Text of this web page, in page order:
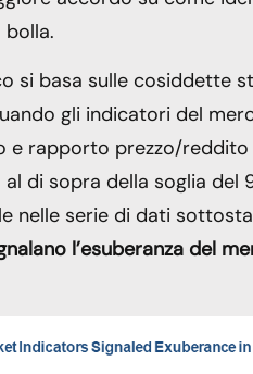
si basa sulle cosiddette
gli indicatori del
rapporto prezzo/reddito
di sopra della soglia del
nelle serie di dati
l’esuberanza del